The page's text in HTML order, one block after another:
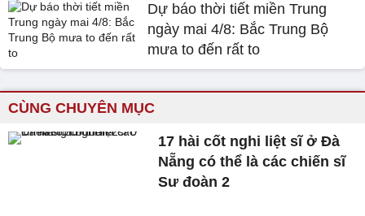
Dự báo thời tiết miền Trung
ngày mai 4/8: Bắc Trung Bộ
mưa to đến rất to
CÙNG CHUYÊN MỤC
17 hài cốt nghi liệt sĩ ở Đà
Nẵng có thể là các chiến sĩ
Sư đoàn 2